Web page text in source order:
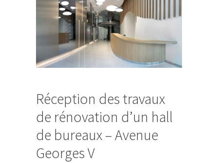
Réception des travaux
de rénovation d’un hall
de bureaux – Avenue
Georges V